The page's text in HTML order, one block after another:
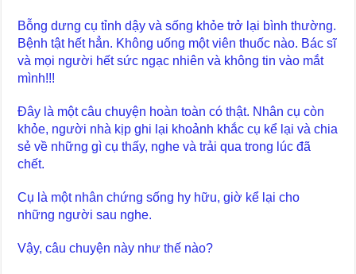
Bỗng dưng cụ tỉnh dậy và sống khỏe trở lại bình thường.
Bệnh tật hết hẳn. Không uống một viên thuốc nào. Bác sĩ
và mọi người hết sức ngạc nhiên và không tin vào mắt
mình!!!
Đây là một câu chuyện hoàn toàn có thật. Nhân cụ còn
khỏe, người nhà kịp ghi lại khoảnh khắc cụ kể lại và chia
sẻ về những gì cụ thấy, nghe và trải qua trong lúc đã
chết.
Cụ là một nhân chứng sống hy hữu, giờ kể lại cho
những người sau nghe.
Vậy, câu chuyện này như thế nào?